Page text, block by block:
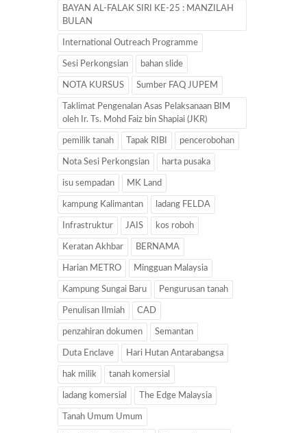
BAYAN AL-FALAK SIRI KE-25 : MANZILAH
BULAN
International Outreach Programme
Sesi Perkongsian bahan slide
NOTA KURSUS Sumber FAQ JUPEM
Taklimat Pengenalan Asas Pelaksanaan BIM
oleh Ir. Ts. Mohd Faiz bin Shapiai (JKR)
pemilik tanah Tapak RIBI pencerobohan
Nota Sesi Perkongsian harta pusaka
isu sempadan MK Land
kampung Kalimantan ladang FELDA
Infrastruktur JAIS kos roboh
Keratan Akhbar BERNAMA
Harian METRO Mingguan Malaysia
Kampung Sungai Baru Pengurusan tanah
Penulisan Ilmiah CAD
penzahiran dokumen Semantan
Duta Enclave Hari Hutan Antarabangsa
hak milik tanah komersial
ladang komersial The Edge Malaysia
Tanah Umum Umum